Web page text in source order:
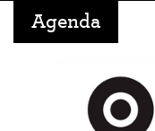
Agenda